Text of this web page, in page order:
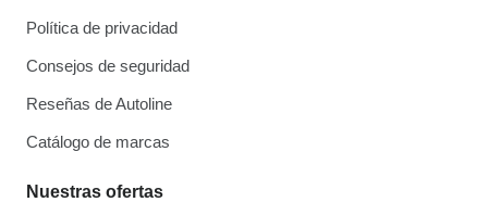
Política de privacidad
Consejos de seguridad
Reseñas de Autoline
Catálogo de marcas
Nuestras ofertas